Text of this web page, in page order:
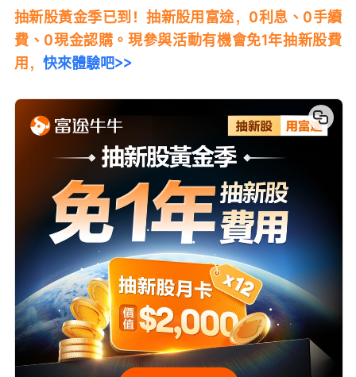
抽新股黃金季已到！抽新股用富途，0利息、0手續
費、0現金認購。現參與活動有機會免1年抽新股費
用， 快來體驗吧>>